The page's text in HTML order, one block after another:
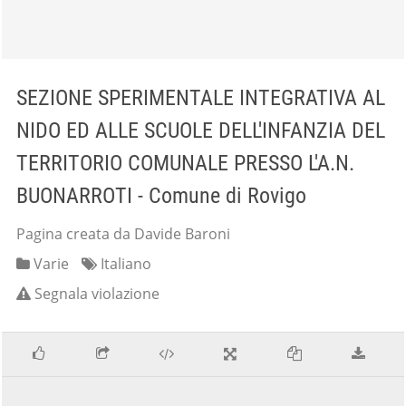
SEZIONE SPERIMENTALE INTEGRATIVA AL
NIDO ED ALLE SCUOLE DELL'INFANZIA DEL
TERRITORIO COMUNALE PRESSO L'A.N.
BUONARROTI - Comune di Rovigo
Pagina creata da Davide Baroni
Varie
Italiano
Segnala violazione